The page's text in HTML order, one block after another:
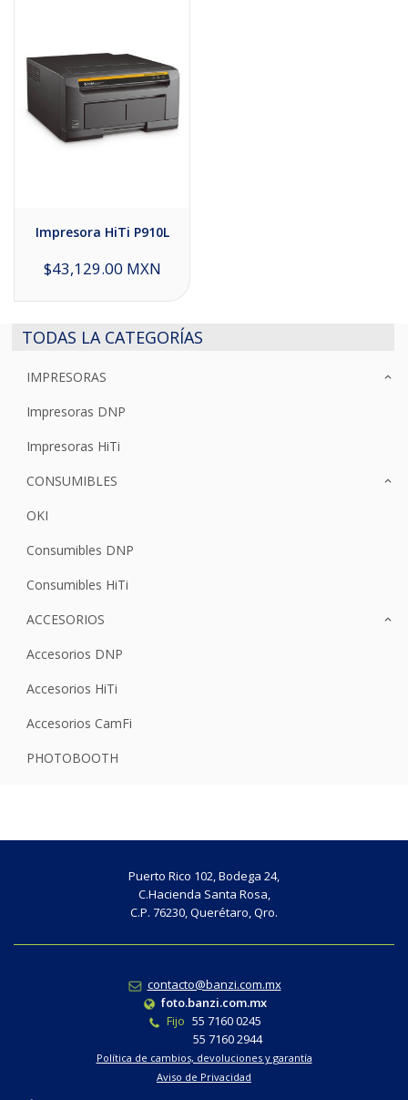
Impresora HiTi P910L
$43,129.00 MXN
TODAS LA CATEGORÍAS
IMPRESORAS
Impresoras DNP
Impresoras HiTi
CONSUMIBLES
OKI
Consumibles DNP
Consumibles HiTi
ACCESORIOS
Accesorios DNP
Accesorios HiTi
Accesorios CamFi
PHOTOBOOTH
Puerto Rico 102, Bodega 24,
C.Hacienda Santa Rosa,
C.P. 76230, Querétaro, Qro.
contacto@banzi.com.mx
foto.banzi.com.mx
Fijo 55 7160 0245
55 7160 2944
Política de cambios, devoluciones y garantía
Aviso de Privacidad